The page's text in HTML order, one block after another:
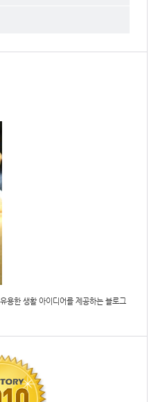
용한 생활 아이디어를 제공하는 블로그